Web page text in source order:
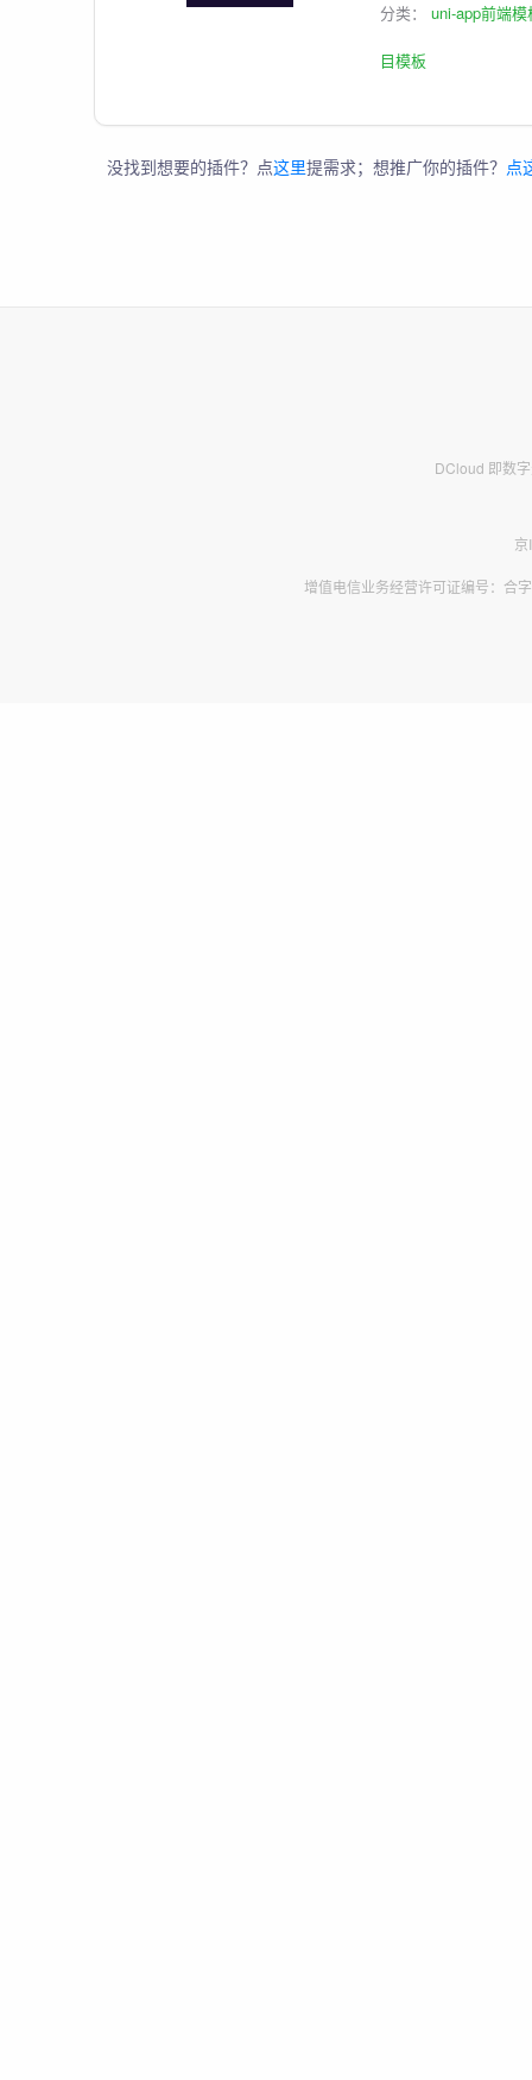
分类：uni-app前端模
目模板
没找到想要的插件？点这里提需求；想推广你的插件？ 点
DCloud 即数
增值电信业务经营许可证编号：合